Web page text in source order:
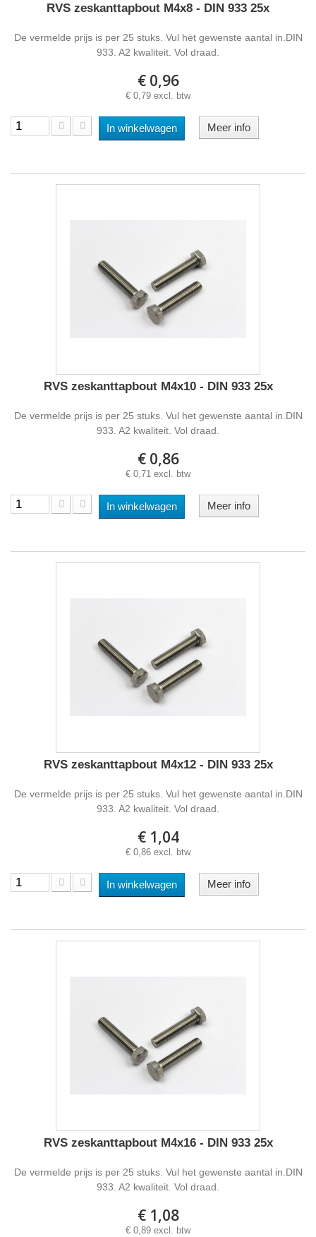
RVS zeskanttapbout M4x8 - DIN 933 25x
De vermelde prijs is per 25 stuks. Vul het gewenste aantal in.DIN
933. A2 kwaliteit. Vol draad.
€ 0,96
€ 0,79 excl. btw
In winkelwagen Meer info
RVS zeskanttapbout M4x10 - DIN 933 25x
De vermelde prijs is per 25 stuks. Vul het gewenste aantal in.DIN
933. A2 kwaliteit. Vol draad.
€ 0,86
€ 0,71 excl. btw
In winkelwagen Meer info
RVS zeskanttapbout M4x12 - DIN 933 25x
De vermelde prijs is per 25 stuks. Vul het gewenste aantal in.DIN
933. A2 kwaliteit. Vol draad.
€ 1,04
€ 0,86 excl. btw
In winkelwagen Meer info
RVS zeskanttapbout M4x16 - DIN 933 25x
De vermelde prijs is per 25 stuks. Vul het gewenste aantal in.DIN
933. A2 kwaliteit. Vol draad.
€ 1,08
€ 0,89 excl. btw